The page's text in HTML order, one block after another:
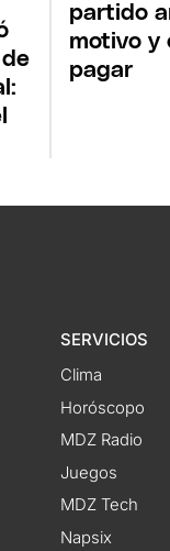
partido
motivo y
pagar
SERVICIOS
Clima
Horóscopo
MDZ Radio
Juegos
MDZ Tech
Napsix